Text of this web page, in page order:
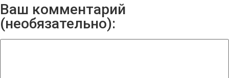
Ваш комментарий
(необязательно):